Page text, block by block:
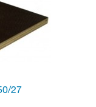
27